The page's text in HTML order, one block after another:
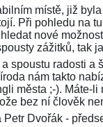
místě, již
Při pohledu na
nové
zážitků, tak
spoustu radosti a
nám takto
města ;-). Máte-
bez ní člověk
Dvořák -